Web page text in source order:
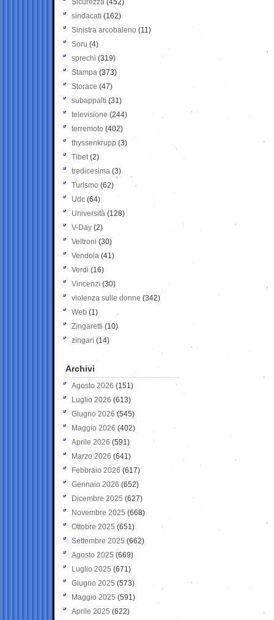
Sicurezza (452)
sindacati (162)
Sinistra arcobaleno (11)
Soru (4)
sprechi (319)
Stampa (373)
Storace (47)
subappalti (31)
televisione(244)
terremoto (402)
thyssenkrupp (3)
Tibet(2)
tredicesima (3)
Turismo (62)
Udc (64)
Università (128)
V-Day (2)
Veltroni (30)
Vendola (41)
Verdi (16)
Vincenzi (30)
violenza sulle donne (342)
Web (1)
Zingaretti (10)
zingari (14)
Archivi
Agosto 2026 (151)
Luglio 2026 (613)
Giugno 2026 (545)
Maggio 2026 (402)
Aprile 2026 (591)
Marzo 2026 (641)
Febbraio 2026 (617)
Gennaio 2026 (652)
Dicembre 2025 (627)
Novembre 2025 (668)
Ottobre 2025 (651)
Settembre 2025 (662)
Agosto 2025 (669)
Luglio 2025 (671)
Giugno 2025 (573)
Maggio 2025 (591)
Aprile 2025 (622)